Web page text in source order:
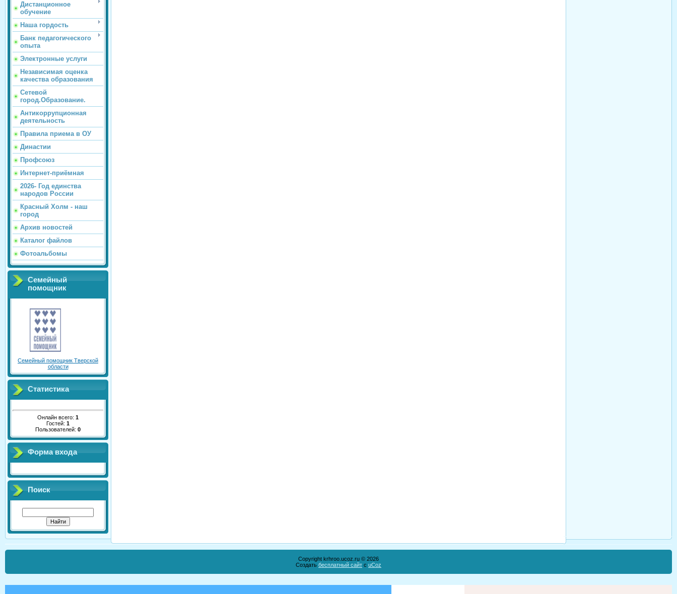
Дистанционное
обучение
Наша гордость
Банк педагогического
опыта
Электронные услуги
Независимая оценка
качества образования
Сетевой
город.Образование.
Антикоррупционная
деятельность
Правила приема в ОУ
Династии
Профсоюз
Интернет-приёмная
2026- Год единства
народов России
Красный Холм - наш
город
Архив новостей
Каталог файлов
Фотоальбомы
Семейный
помощник
Семейный помощник Тверской
области
Статистика
Онлайн всего: 1
Гостей: 1
Пользователей: 0
Форма входа
Поиск
Copyright krhroo.ucoz.ru © 2026
Создать бесплатный сайт с uCoz